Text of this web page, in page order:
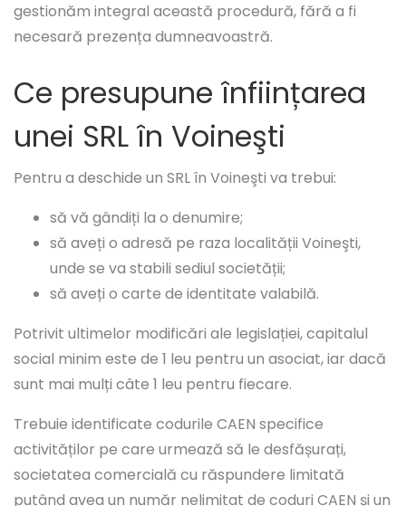
gestionăm integral această procedură, fără a fi
necesară prezența dumneavoastră.
Ce presupune înființarea
unei SRL în Voineşti
Pentru a deschide un SRL în Voineşti va trebui:
să vă gândiți la o denumire;
să aveți o adresă pe raza localității Voineşti,
unde se va stabili sediul societății;
să aveți o carte de identitate valabilă.
Potrivit ultimelor modificări ale legislației, capitalul
social minim este de 1 leu pentru un asociat, iar dacă
sunt mai mulți câte 1 leu pentru fiecare.
Trebuie identificate codurile CAEN specifice
activităților pe care urmează să le desfășurați,
societatea comercială cu răspundere limitată
putând avea un număr nelimitat de coduri CAEN și un